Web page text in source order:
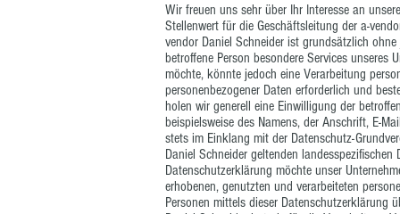
Wir freuen uns sehr über Ihr Interesse an
Stellenwert für die Geschäftsleitung der a-
vendor Daniel Schneider ist grundsätzlich
betroffene Person besondere Services unseres
möchte, könnte jedoch eine Verarbeitung
personenbezogener Daten erforderlich und
holen wir generell eine Einwilligung der
beispielsweise des Namens, der Anschrift, E-
stets im Einklang mit der Datenschutz-
Daniel Schneider geltenden
Datenschutzerklärung möchte unser
erhobenen, genutzten und verarbeiteten
Personen mittels dieser Datenschutzerklärung